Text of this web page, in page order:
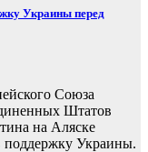
Украины перед
Союза
Штатов
на Аляске
поддержку Украины.